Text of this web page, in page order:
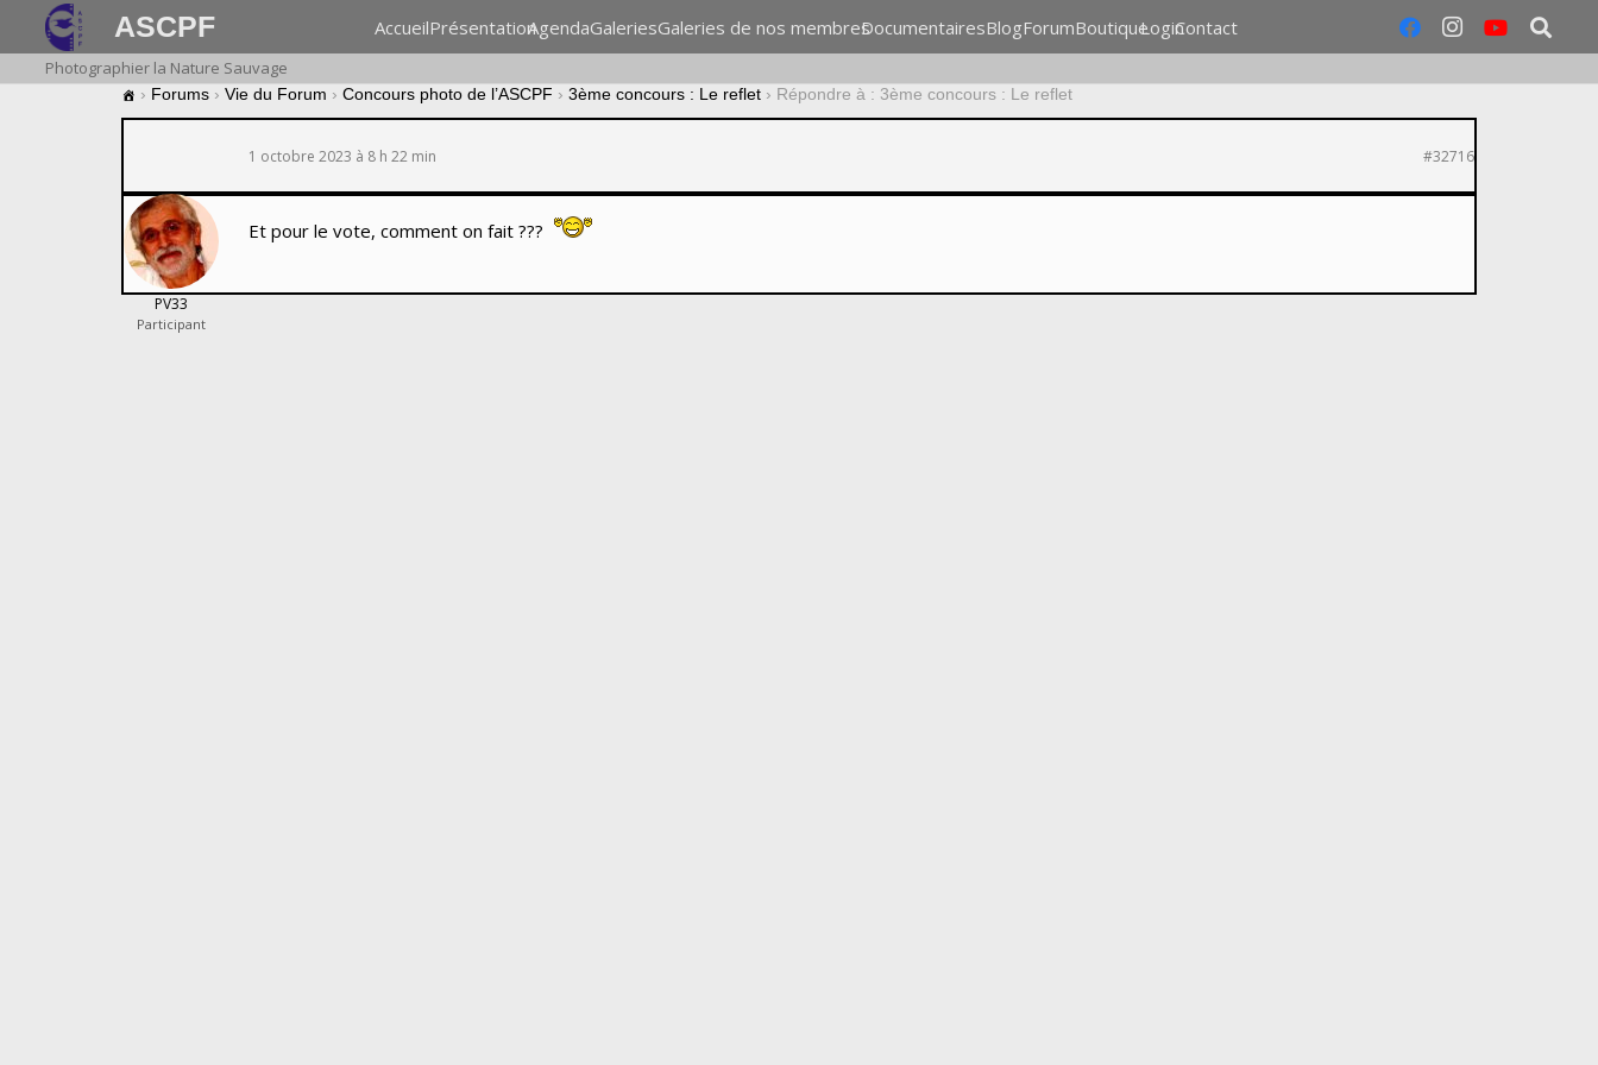
ASCPF AccueilPrésentationAgendaGaleriesGaleries de nos membresDocumentairesBlogForumBoutiqueLoginContact
Photographier la Nature Sauvage
› Forums › Vie du Forum › Concours photo de l’ASCPF › 3ème concours : Le reflet › Répondre à : 3ème concours : Le reflet
1 octobre 2023 à 8 h 22 min #32716
PV33
Participant
Et pour le vote, comment on fait ???